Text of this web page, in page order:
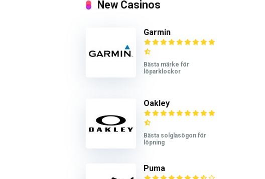
New Casinos
Garmin
Bästa märke för
löparklockor
Oakley
Bästa solglasögon för
löpning
Puma